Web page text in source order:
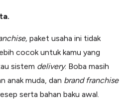
paket usaha ini tidak
cocok untuk kamu yang
sistem delivery. Boba masih
anak muda, dan brand franchise
serta bahan baku awal.